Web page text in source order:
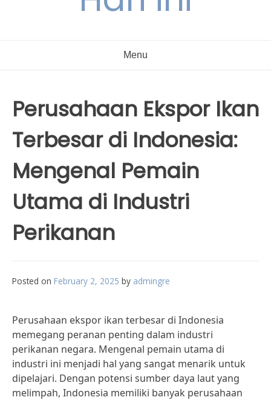
Menu
Perusahaan Ekspor Ikan
Terbesar di Indonesia:
Mengenal Pemain
Utama di Industri
Perikanan
Posted on February 2, 2025 by admingre
Perusahaan ekspor ikan terbesar di Indonesia
memegang peranan penting dalam industri
perikanan negara. Mengenal pemain utama di
industri ini menjadi hal yang sangat menarik untuk
dipelajari. Dengan potensi sumber daya laut yang
melimpah, Indonesia memiliki banyak perusahaan